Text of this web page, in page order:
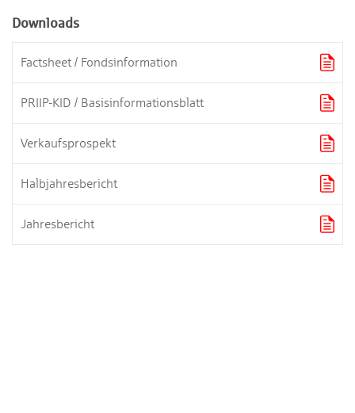
Downloads
Factsheet / Fondsinformation 
PRIIP-KID / Basisinformationsblatt 
Verkaufsprospekt 
Halbjahresbericht 
Jahresbericht 